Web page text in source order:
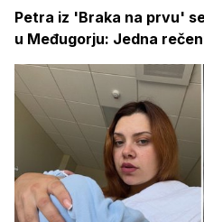
Petra iz 'Braka na prvu'
u Međugorju: Jedna